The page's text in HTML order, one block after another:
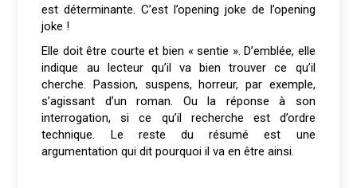
est déterminante. C’est l’opening joke de l’opening
joke !
Elle doit être courte et bien « sentie ». D’emblée, elle
indique au lecteur qu’il va bien trouver ce qu’il
cherche. Passion, suspens, horreur, par exemple,
s’agissant d’un roman. Ou la réponse à son
interrogation, si ce qu’il recherche est d’ordre
technique. Le reste du résumé est une
argumentation qui dit pourquoi il va en être ainsi.